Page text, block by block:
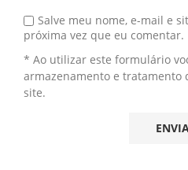
Salve meu nome, e-mail e
próxima vez que eu comentar.
* Ao utilizar este formulário
armazenamento e tratamento
site.